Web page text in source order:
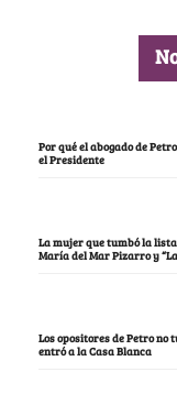
Por qué el abogado de
el Presidente
La mujer que tumbó la
María del Mar Pizarro y
Los opositores de Petro
entró a la Casa Blanca